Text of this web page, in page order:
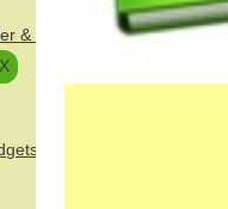
& Contacts